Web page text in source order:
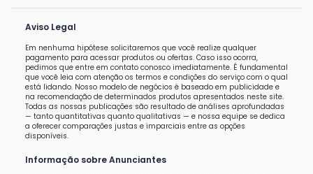
Aviso Legal
Em nenhuma hipótese solicitaremos que você realize qualquer
pagamento para acessar produtos ou ofertas. Caso isso ocorra,
pedimos que entre em contato conosco imediatamente. É fundamental
que você leia com atenção os termos e condições do serviço com o qual
está lidando. Nosso modelo de negócios é baseado em publicidade e
na recomendação de determinados produtos apresentados neste site.
Todas as nossas publicações são resultado de análises aprofundadas
— tanto quantitativas quanto qualitativas — e nossa equipe se dedica
a oferecer comparações justas e imparciais entre as opções
disponíveis.
Informação sobre Anunciantes